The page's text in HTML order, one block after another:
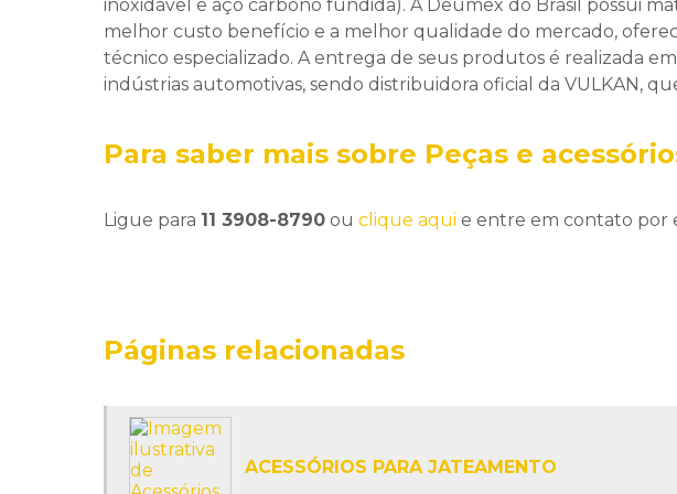
inoxidável e aço carbono fundida). A Deumex do Brasil possui
melhor custo benefício e a melhor qualidade do mercado,
técnico especializado. A entrega de seus produtos é realizada
indústrias automotivas, sendo distribuidora oficial da VULKAN,
Para saber mais sobre Peças e
Ligue para 11 3908-8790 ou clique aqui e entre em contato por
Páginas relacionadas
ACESSÓRIOS PARA JATEAMENTO